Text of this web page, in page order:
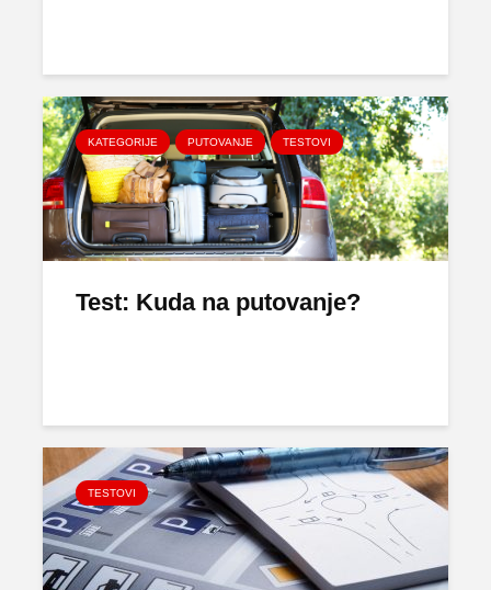
KATEGORIJE PUTOVANJE TESTOVI
Test: Kuda na putovanje?
TESTOVI